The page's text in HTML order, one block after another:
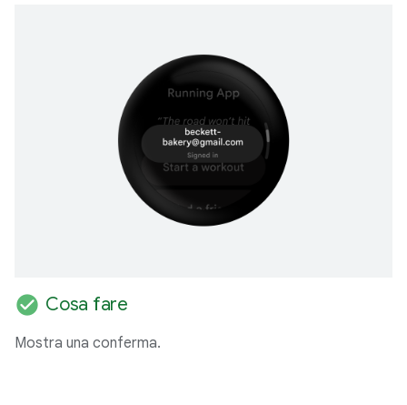
check_circle Cosa fare
Mostra una conferma.